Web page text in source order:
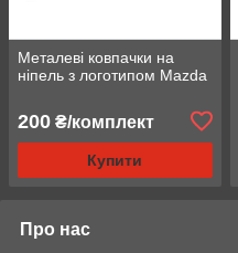
Металеві ковпачки на
ніпель з логотипом Mazda
200 ₴/комплект
Купити
Про нас